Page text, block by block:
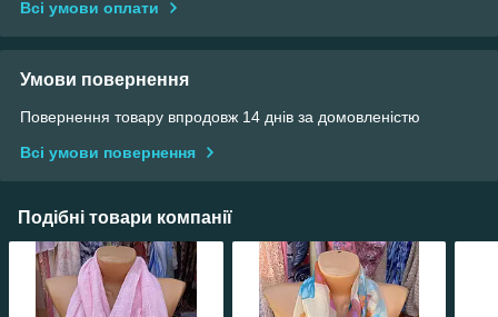
Всі умови оплати
Умови повернення
Повернення товару впродовж 14 днів за домовленістю
Всі умови повернення
Подібні товари компанії